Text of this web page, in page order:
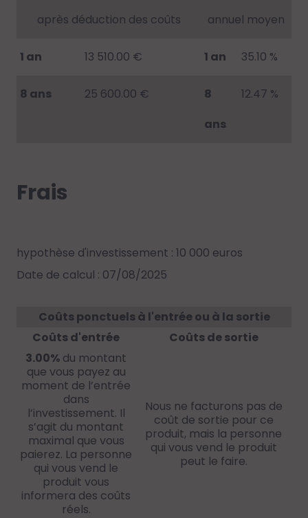
après déduction des coûts annuel moyen
1 an 13 510.00 € 1 an 35.10 %
8 ans 25 600.00 €
8
ans
12.47 %
Frais
hypothèse d'investissement : 10 000 euros
Date de calcul : 07/08/2025
Coûts ponctuels à l'entrée ou à la sortie
Coûts d'entrée
Coûts de sortie
3.00% du montant
que vous payez au
moment de l’entrée
dans
l’investissement. Il
s’agit du montant
maximal que vous
paierez. La personne
qui vous vend le
produit vous
informera des coûts
réels.
Nous ne facturons pas de
coût de sortie pour ce
produit, mais la personne
qui vous vend le produit
peut le faire.